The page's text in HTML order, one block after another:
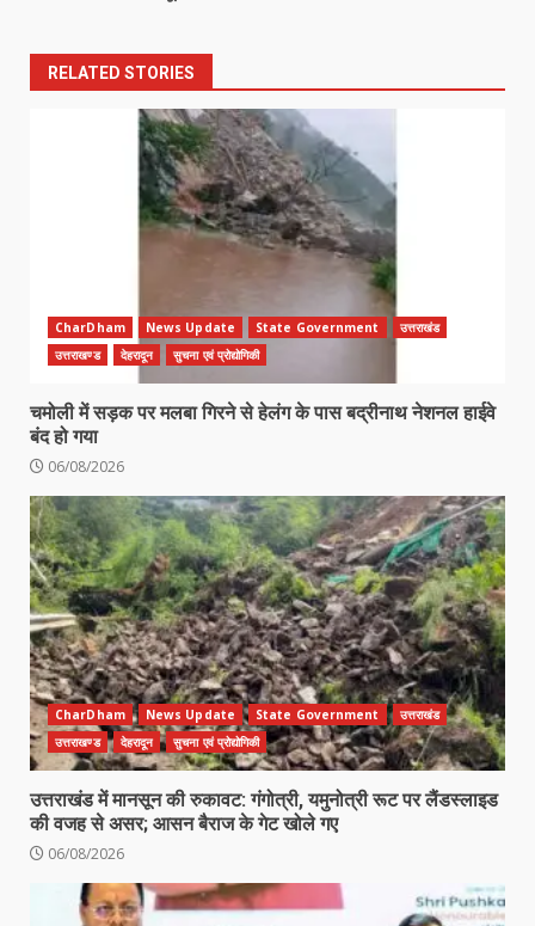
RELATED STORIES
CharDham News Update State Government
उत्तराखंड
उत्तराखण्ड
देहरादून सुचना एवं प्रोद्योगिकी
चमोली में सड़क पर मलबा गिरने से हेलंग के पास बद्रीनाथ नेशनल हाईवे
बंद हो गया
06/08/2026
CharDham News Update State Government
उत्तराखंड
उत्तराखण्ड
देहरादून सुचना एवं प्रोद्योगिकी
उत्तराखंड में मानसून की रुकावट: गंगोत्री, यमुनोत्री रूट पर लैंडस्लाइड
की वजह से असर; आसन बैराज के गेट खोले गए
06/08/2026